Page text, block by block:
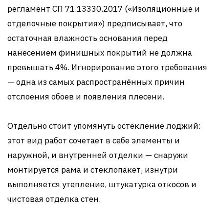
регламент СП 71.13330.2017 («Изоляционные и
отделочные покрытия») предписывает, что
остаточная влажность основания перед
нанесением финишных покрытий не должна
превышать 4%. Игнорирование этого требования
— одна из самых распространённых причин
отслоения обоев и появления плесени.
Отдельно стоит упомянуть остекление лоджий:
этот вид работ сочетает в себе элементы и
наружной, и внутренней отделки — снаружи
монтируется рама и стеклопакет, изнутри
выполняется утепление, штукатурка откосов и
чистовая отделка стен.